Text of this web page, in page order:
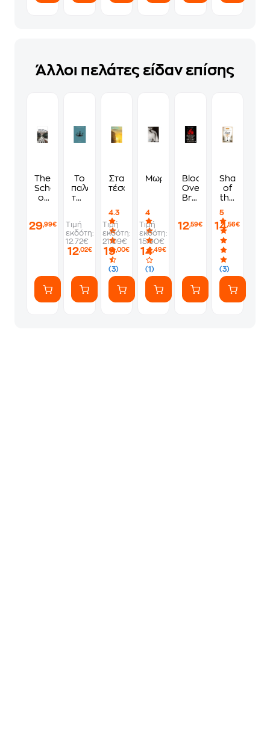
Άλλοι πελάτες είδαν επίσης
The
School
of
29,99€
Το
παλάτι
του
Τιμή
εκδότη:
12.72€
12,02€
Στα
τέσσερα
4.3
(3)
Τιμή
εκδότη:
21.09€
19,00€
Mωρίς
4
(1)
Τιμή
εκδότη:
15.90€
14,49€
Blood
Over
Bright
12,59€
Shadow
of
the
5
(3)
14,56€